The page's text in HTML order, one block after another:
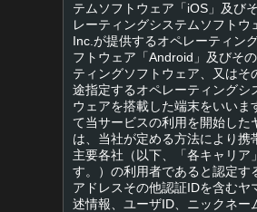
テムソフトウェア「iOS」及び
レーティングシステムソフトウ
Inc.が提供するオペレーティン
フトウェア「Android」及びそ
ティングソフトウェア、又はそ
途指定するオペレーティングシ
ウェアを搭載した端末をいいま
て当サービスの利用を開始した
は、当社が定める方法により携
主要各社（以下、「各キャリア
す。）の利用者であると認定す
アドレスその他認証IDを含むヤ
述情報、ユーザID、ニックネー